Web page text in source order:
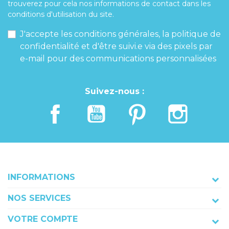
trouverez pour cela nos informations de contact dans les
conditions d'utilisation du site.
J'accepte les conditions générales, la politique de
confidentialité et d'être suivi.e via des pixels par
e-mail pour des communications personnalisées
Suivez-nous :
INFORMATIONS
NOS SERVICES
VOTRE COMPTE